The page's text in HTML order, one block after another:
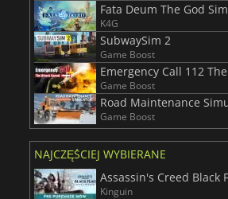
Total War WARHAMMER 3 Lies Of P
Fata Deum The God Sim
K4G
SubwaySim 2
Game Boost
Game Boost
Game Boost
NAJCZĘŚCIEJ WYBIERANE
Kinguin